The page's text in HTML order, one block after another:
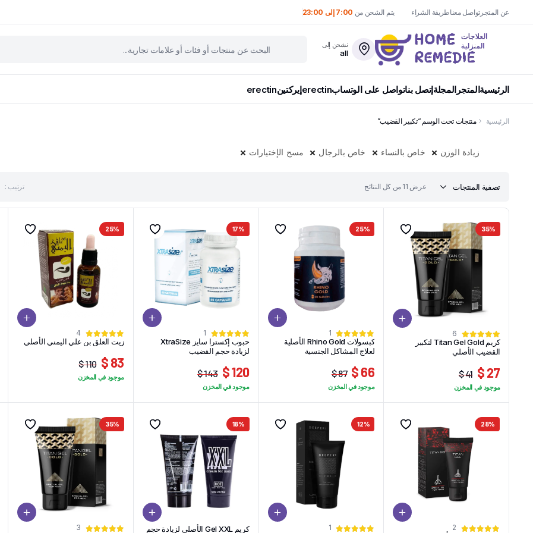
عن المتجرتواصل معناطريقة الشراء يتم الشحن من 7:00 إلى 23:00
نشحن إلى
all
الرئيسيةالمتجر المجلةإتصل بناتواصل على الوتسابerectinإيركتينerectin
الرئيسية منتجات تحت الوسم “تكبير القضيب”
مسح الإختيارات خاص بالرجال خاص بالنساء زيادة الوزن
تصفية المنتجات عرض ⁦11⁩ من كل النتائج
تم
حسب
ترتيب :
35%
6
كريم Titan Gel Gold لتكبير
القضيب الأصلي
41 $
السعر
27 $
السعرموجود في المخزن
25%
1
كبسولات Rhino Gold الأصلية
لعلاج المشاكل الجنسية
87 $
السعر
87 $.
66 $
السعر
66 $.
موجود في المخزن
17%
1
حبوب إكسترا سايز XtraSize
لزيادة حجم القضيب
143 $ 120 $
موجود في المخزن
25%
4
زيت العلق بن علي اليمني الأصلي
110 $
السعر
هو:
83 $
السعر
هو:
موجود في المخزن
28%
2
12%
1
18%
كريم Gel XXL الأصلي لزيادة حجم
35%
3